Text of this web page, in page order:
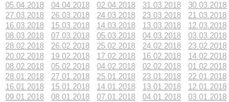
05.04.2018
04.04.2018 02.04.2018 31.03.2018 30.03.2018
27.03.2018
26.03.2018 24.03.2018 23.03.2018 21.03.2018
16.03.2018
15.03.2018 14.03.2018 13.03.2018 12.03.2018
08.03.2018
07.03.2018 05.03.2018 04.03.2018 03.03.2018
28.02.2018
26.02.2018 25.02.2018 24.02.2018 23.02.2018
20.02.2018
19.02.2018 17.02.2018 16.02.2018 14.02.2018
08.02.2018
05.02.2018 04.02.2018 02.02.2018 01.02.2018
28.01.2018
27.01.2018 25.01.2018 23.01.2018 22.01.2018
16.01.2018
15.01.2018 14.01.2018 13.01.2018 12.01.2018
09.01.2018
08.01.2018 07.01.2018 04.01.2018 03.01.2018